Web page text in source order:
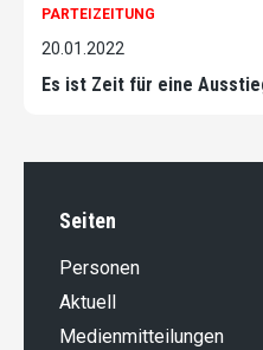
PARTEIZEITUNG
20.01.2022
Es ist Zeit für eine
Seiten
Personen
Aktuell
Medienmitteilungen